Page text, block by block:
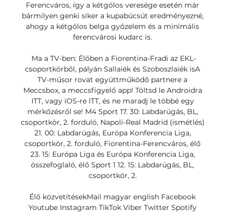
Ferencváros, így a kétgólos veresége esetén már
bármilyen genki siker a kupabúcsút eredményezné,
ahogy a kétgólos belga győzelem és a minimális
ferencvárosi kudarc is.
Ma a TV-ben: Élőben a Fiorentina-Fradi az EKL-
csoportkörből, pályán Sallaiék és Szoboszlaiék isA
TV-műsor rovat együttműködő partnere a
Meccsbox, a meccsfigyelő app! Töltsd le Androidra
ITT, vagy iOS-re ITT, és ne maradj le többé egy
mérkőzésről se! M4 Sport 17. 30: Labdarúgás, BL,
csoportkör, 2. forduló, Napoli-Real Madrid (ismétlés)
21. 00: Labdarúgás, Európa Konferencia Liga,
csoportkör, 2. forduló, Fiorentina-Ferencváros, élő
23. 15: Európa Liga és Európa Konferencia Liga,
összefoglaló, élő Sport 1 12. 15: Labdarúgás, BL,
csoportkör, 2.
Élő közvetítésekMail magyar english Facebook
Youtube Instagram TikTok Viber Twitter Spotify